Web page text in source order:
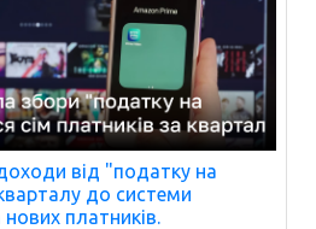
від "податку на
до системи
платників.